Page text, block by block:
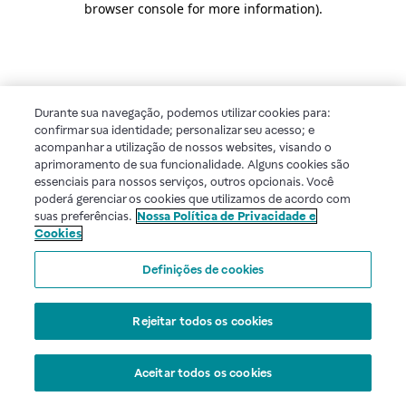
browser console for more information).
Durante sua navegação, podemos utilizar cookies para:
confirmar sua identidade; personalizar seu acesso; e
acompanhar a utilização de nossos websites, visando o
aprimoramento de sua funcionalidade. Alguns cookies são
essenciais para nossos serviços, outros opcionais. Você
poderá gerenciar os cookies que utilizamos de acordo com
suas preferências. Nossa Política de Privacidade e
Cookies
Definições de cookies
Rejeitar todos os cookies
Aceitar todos os cookies